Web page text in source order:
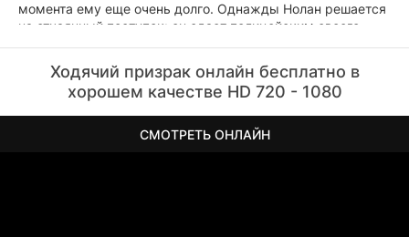
момента ему еще очень долго. Однажды Нолан решается
на отчаянный поступок: он сдает полицейским своего
чтобы забрать своих девчонок и уехать навсегда их этого
проклятого города. Но, бандиты узнают планы предателя и
начинают на него настоящую охоту...
Ходячий призрак онлайн бесплатно в
хорошем качестве HD 720 - 1080
СМОТРЕТЬ ОНЛАЙН